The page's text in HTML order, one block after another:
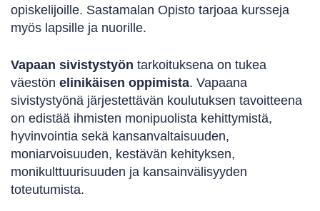
opiskelijoille. Sastamalan Opisto tarjoaa kursseja
myös lapsille ja nuorille.
Vapaan sivistystyön tarkoituksena on tukea
väestön elinikäisen oppimista. Vapaana
sivistystyönä järjestettävän koulutuksen tavoitteena
on edistää ihmisten monipuolista kehittymistä,
hyvinvointia sekä kansanvaltaisuuden,
moniarvoisuuden, kestävän kehityksen,
monikulttuurisuuden ja kansainvälisyyden
toteutumista.